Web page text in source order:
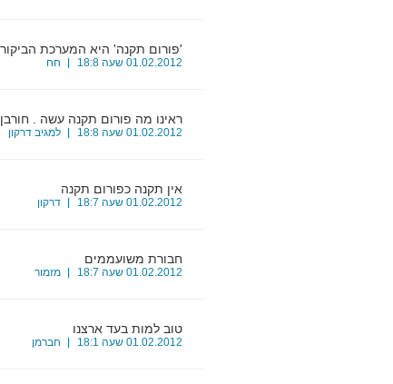
'פורום תקנה' היא המערכת
01.02.2012 שעה 18:8 חח
ראינו מה פורום תקנה עשה .
01.02.2012 שעה 18:8 למגיב דרקון
אין תקנה כפורום תקנה
01.02.2012 שעה 18:7 דרקון
חבורת משועממים
01.02.2012 שעה 18:7 מזמור
טוב למות בעד ארצנו
01.02.2012 שעה 18:1 חברמן